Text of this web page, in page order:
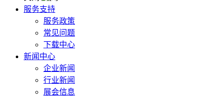
服务支持
服务政策
常见问题
下载中心
新闻中心
企业新闻
行业新闻
展会信息